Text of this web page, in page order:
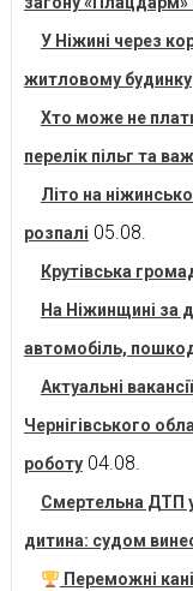
У Ніжині через
житловому будинку
Хто може не
перелік пільг та
Літо на
розпалі 05.08.
Крутівська
На Ніжинщині за
автомобіль,
Актуальні
Чернігівського
роботу 04.08.
Смертельна ДТП у
дитина: судом
Переможні